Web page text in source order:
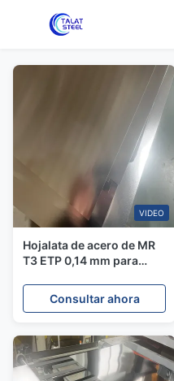
VIDEO
Hojalata de acero de MR
T3 ETP 0,14 mm para
Consultar ahora